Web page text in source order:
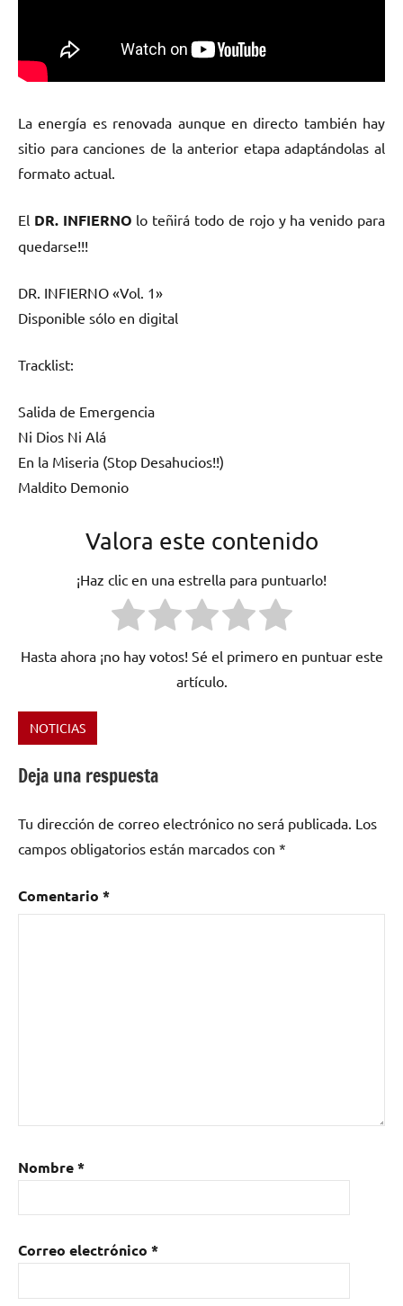
La energía es renovada aunque en directo también hay
sitio para canciones de la anterior etapa adaptándolas al
formato actual.
El DR. INFIERNO lo teñirá todo de rojo y ha venido para
quedarse!!!
DR. INFIERNO «Vol. 1»
Disponible sólo en digital
Tracklist:
Salida de Emergencia
Ni Dios Ni Alá
En la Miseria (Stop Desahucios!!)
Maldito Demonio
Valora este contenido
¡Haz clic en una estrella para puntuarlo!
Hasta ahora ¡no hay votos! Sé el primero en puntuar este
artículo.
Etiquetado
Disturbio,
INFIERNO,
Maldito
Salida
NOTICIAS
Deja una respuesta
Tu dirección de correo electrónico no será publicada. Los
campos obligatorios están marcados con *
Comentario *
Nombre*
Correo electrónico *